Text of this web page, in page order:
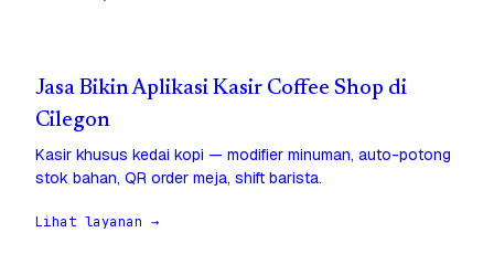
Jasa Bikin Aplikasi Kasir Coffee Shop di
Cilegon
Kasir khusus kedai kopi — modifier minuman, auto-potong
stok bahan, QR order meja, shift barista.
Lihat layanan →